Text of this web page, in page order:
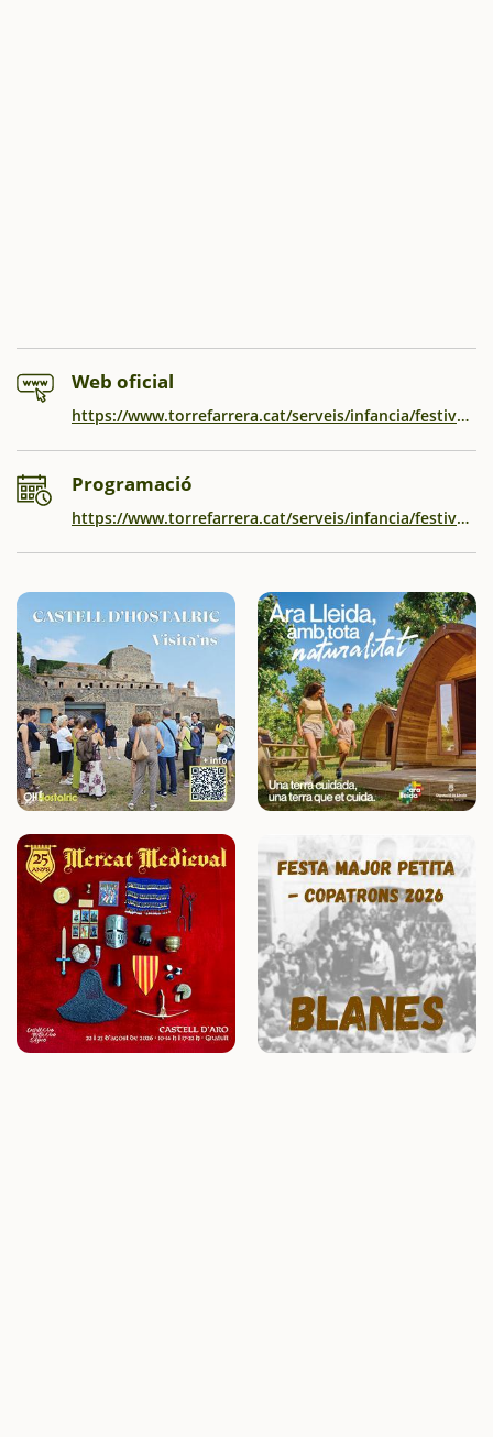
Web oficial
https://www.torrefarrera.cat/serveis/infancia/festival-treubanya-1
Programació
https://www.torrefarrera.cat/serveis/infancia/festival-treubanya-1/edicio-2022/2022_programa_festivaltreubanya_web.pdf